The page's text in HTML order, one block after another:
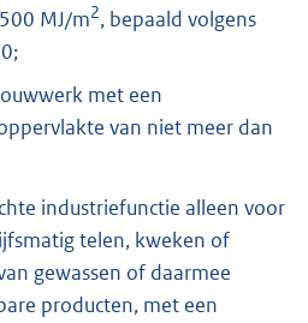
MJ/m2, bepaald volgens
met een
van niet meer dan
industriefunctie alleen voor
telen, kweken of
gewassen of daarmee
producten, met een